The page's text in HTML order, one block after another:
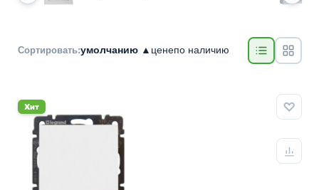
Сортировать:умолчанию ▲ ценепо наличию
Хит